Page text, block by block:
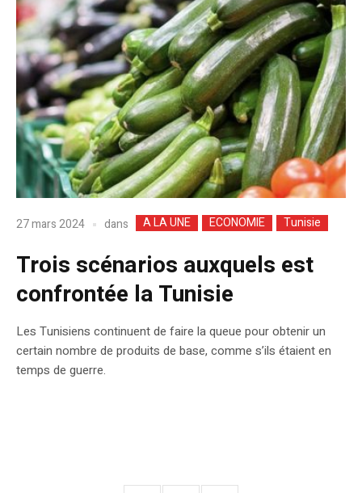
27 mars 2024 dans A LA UNE ECONOMIE Tunisie
Trois scénarios auxquels est
confrontée la Tunisie
Les Tunisiens continuent de faire la queue pour obtenir un
certain nombre de produits de base, comme s’ils étaient en
temps de guerre.